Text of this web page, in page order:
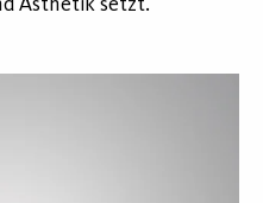
Ästhetik setzt.